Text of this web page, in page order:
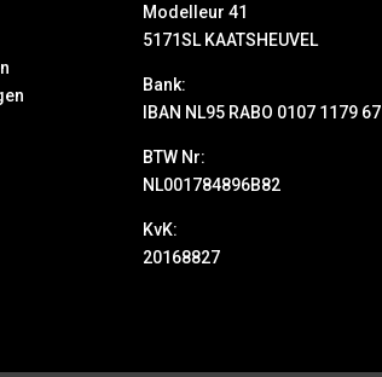
Modelleur 41
5171SL KAATSHEUVEL
Bank:
IBAN NL95 RABO 0107 1179 67
BTW Nr:
NL001784896B82
KvK:
20168827